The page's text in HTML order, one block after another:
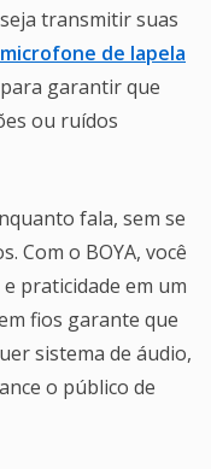
transmitir suas
de lapela
garantir que
ou ruídos
fala, sem se
Com o BOYA, você
praticidade em um
fios garante que
sistema de áudio,
o público de